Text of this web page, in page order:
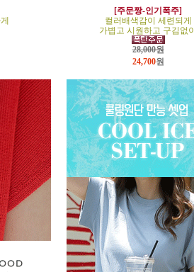
[주문짱-인기폭주]
컬러배색감이 세련되게
가볍고 시원하고 구김없이
28,000원
24,700원